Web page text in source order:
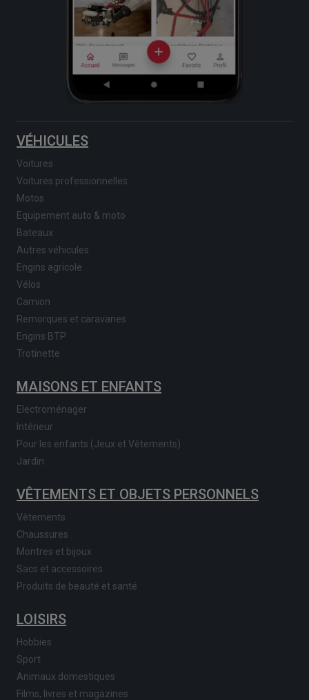
VÉHICULES
Voitures
Voitures professionnelles
Motos
Equipement auto & moto
Bateaux
Autres véhicules
Engins agricole
Vélos
Camion
Remorques et caravanes
Engins BTP
Trotinette
MAISONS ET ENFANTS
Electroménager
Intérieur
Pour les enfants (Jeux et Vêtements)
Jardin
VÊTEMENTS ET OBJETS PERSONNELS
Vêtements
Chaussures
Montres et bijoux
Sacs et accessoires
Produits de beauté et santé
LOISIRS
Hobbies
Sport
Animaux domestiques
Films, livres et magazines